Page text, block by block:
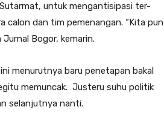
untuk mengantisipasi ter-
calon dan tim pemenangan. “Kita pun
Bogor, kemarin.
menurutnya baru penetapan bakal
memuncak. Justeru suhu politik
selanjutnya nanti.